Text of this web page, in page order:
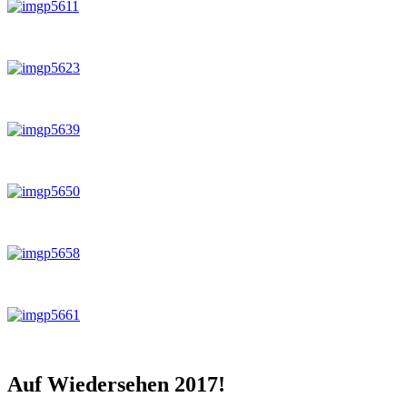
Auf Wiedersehen 2017!